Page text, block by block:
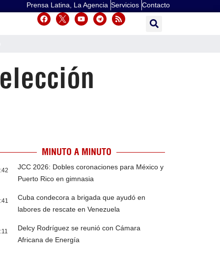
Prensa Latina, La Agencia Servicios Contacto
MINUTO A MINUTO
JCC 2026: Dobles coronaciones para México y
Puerto Rico en gimnasia
Cuba condecora a brigada que ayudó en
labores de rescate en Venezuela
Delcy Rodríguez se reunió con Cámara
Africana de Energía